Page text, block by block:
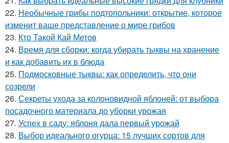
22. Необычные грибы подтопольники: открытие, которое
изменит ваше представление о мире грибов
23. Кто Такой Кай Метов
24. Время для сборки: когда убирать тыквы на хранение
и как добавить их в блюда
25. Подмосковные тыквы: как определить, что они
созрели
26. Секреты ухода за колоновидной яблоней: от выбора
посадочного материала до уборки урожая
27. Успех в саду: яблоня дала первый урожай
28. Выбор идеального огурца: 15 лучших сортов для